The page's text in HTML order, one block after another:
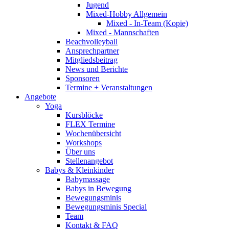
Jugend
Mixed-Hobby Allgemein
Mixed - In-Team (Kopie)
Mixed - Mannschaften
Beachvolleyball
Ansprechpartner
Mitgliedsbeitrag
News und Berichte
Sponsoren
Termine + Veranstaltungen
Angebote
Yoga
Kursblöcke
FLEX Termine
Wochenübersicht
Workshops
Über uns
Stellenangebot
Babys & Kleinkinder
Babymassage
Babys in Bewegung
Bewegungsminis
Bewegungsminis Special
Team
Kontakt & FAQ